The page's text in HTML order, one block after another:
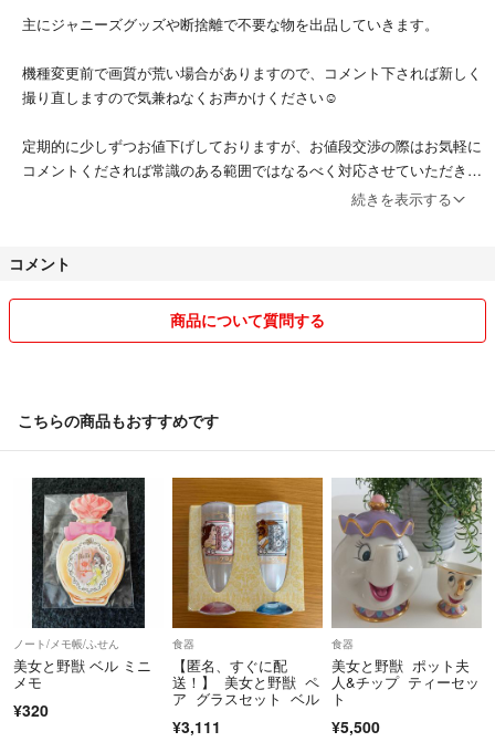
主にジャニーズグッズや断捨離で不要な物を出品していきます。
機種変更前で画質が荒い場合がありますので、コメント下されば新しく
撮り直しますので気兼ねなくお声かけください☺︎
定期的に少しずつお値下げしておりますが、お値段交渉の際はお気軽に
コメントくだされば常識のある範囲ではなるべく対応させていただきま
ある場合もありますのでお気軽にコメントください♩
300円の物でそれ以上値下げができなくて1ヶ月以上更新されていない
ものでも定期的に検品しております＾＾
カード類など折れる物は厚紙などで補強して丁寧に梱包させていただい
発送は1日〜2日もありますが、物により4〜7日もあります。
曜日によれば即日も可能な場合もあります♩
⚠️今現在は発送日数はほぼ最短の1〜２日にしております。（2026/08/0
7）⚠️
基本的に早く発送できる時はしておりますが、お急ぎの方は購入前にコ
メント下されば対応できる限りはさせていただきます。
発送方法の変更などもお気軽にコメントください☺︎
※GWや長期休み以外でしたら次の日に発送可能な場合が多いのでコメ
ントにてお申し付けください。
続きを表示する
コメント
商品について質問する
こちらの商品もおすすめです
ノート/メモ帳/ふせん
美女と野獣 ベル ミニ
メモ
¥320
食器
【匿名、すぐに配
送！】 美女と野獣 ペ
ア グラスセット ベル
¥3,111
食器
美女と野獣 ポット夫
人&チップ ティーセッ
ト
¥5,500